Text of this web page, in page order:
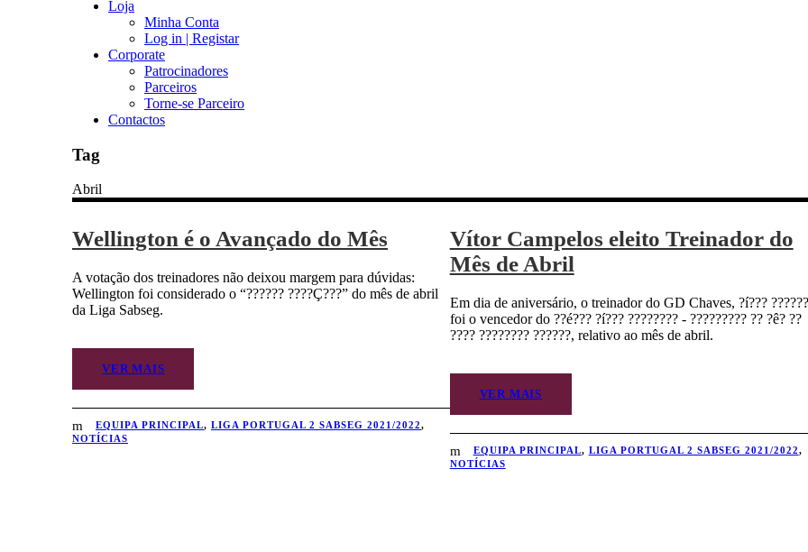
Loja
Minha Conta
Log in | Registar
Corporate
Patrocinadores
Parceiros
Torne-se Parceiro
Contactos
Tag
Abril
Wellington é o Avançado do Mês
A votação dos treinadores não deixou margem para dúvidas:
Wellington foi considerado o “?????? ????Ç???” do mês de abril
da Liga Sabseg.
VER MAIS
EQUIPA PRINCIPAL, LIGA PORTUGAL 2 SABSEG 2021/2022,
NOTÍCIAS
Vítor Campelos eleito Treinador do
Mês de Abril
Em dia de aniversário, o treinador do GD Chaves, ?í???
foi o vencedor do ??é??? ?í??? ???????? - ????????? ?? ?ê? ??
???? ???????? ??????, relativo ao mês de abril.
VER MAIS
EQUIPA PRINCIPAL, LIGA PORTUGAL 2 SABSEG 2021/2022,
NOTÍCIAS